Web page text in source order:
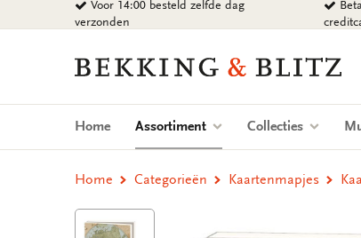
naar
Voor 14:00 besteld zelfde dag
verzonden
Bekking
Blitz
Uitgevers
Home Assortiment (current)Collecties
Home Categorieën Kaartenmapjes